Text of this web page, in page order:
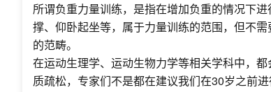
所谓负重力量训练，是指在增加负重的情况下
撑、仰卧起坐等，属于力量训练的范围，但不
的范畴。
在运动生理学、运动生物力学等相关学科中，
质疏松，专家们不是都在建议我们在30岁之前